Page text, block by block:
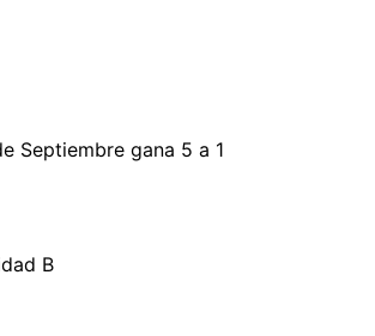
Septiembre gana 5 a 1
B